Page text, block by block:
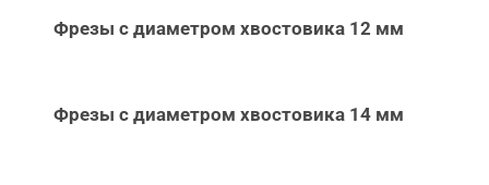
Фрезы с диаметром хвостовика 12 мм
Фрезы с диаметром хвостовика 14 мм